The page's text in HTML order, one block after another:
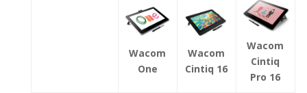
Wacom
One
Wacom
Cintiq 16
Wacom
Cintiq
Pro 16